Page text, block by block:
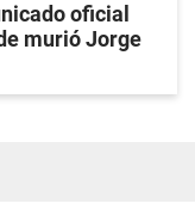
oficial
murió Jorge